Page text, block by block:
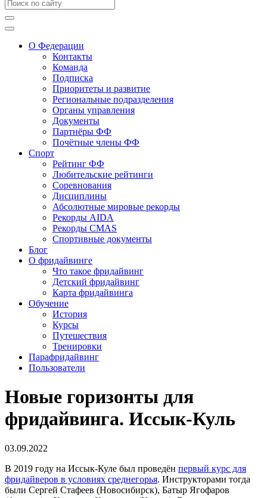
О Федерации
Контакты
Команда
Подписка
Приоритеты и развитие
Региональные подразделения
Органы управления
Документы
Партнёры ФФ
Почётные члены ФФ
Спорт
Рейтинг ФФ
Любительские рейтинги
Соревнования
Дисциплины
Абсолютные мировые рекорды
Рекорды AIDA
Рекорды CMAS
Спортивные документы
Блог
О фридайвинге
Что такое фридайвинг
Детский фридайвинг
Карта фридайвинга
Обучение
История
Курсы
Путешествия
Тренировки
Парафридайвинг
Пользователи
Новые горизонты для
фридайвинга. Иссык-Куль
03.09.2022
В 2019 году на Иссык-Куле был проведён первый курс для
фридайверов в условиях среднегорья. Инструкторами тогда
были Сергей Стафеев (Новосибирск), Батыр Ягофаров